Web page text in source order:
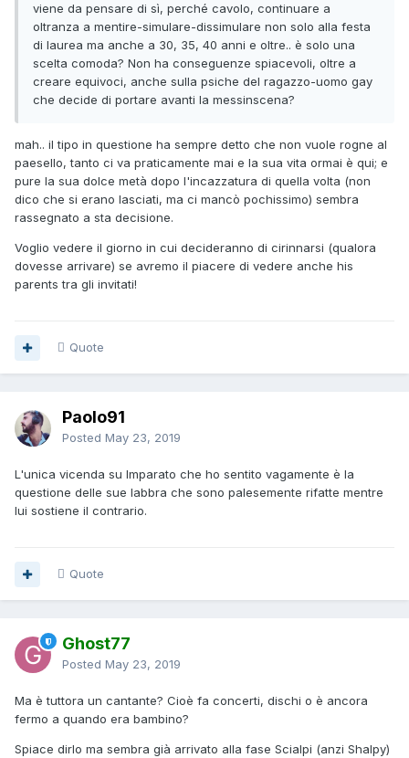
viene da pensare di sì, perché cavolo, continuare a
oltranza a mentire-simulare-dissimulare non solo alla festa
di laurea ma anche a 30, 35, 40 anni e oltre.. è solo una
scelta comoda? Non ha conseguenze spiacevoli, oltre a
creare equivoci, anche sulla psiche del ragazzo-uomo gay
che decide di portare avanti la messinscena?
mah.. il tipo in questione ha sempre detto che non vuole rogne al
paesello, tanto ci va praticamente mai e la sua vita ormai è qui; e
pure la sua dolce metà dopo l'incazzatura di quella volta (non
dico che si erano lasciati, ma ci mancò pochissimo) sembra
rassegnato a sta decisione.
Voglio vedere il giorno in cui decideranno di cirinnarsi (qualora
dovesse arrivare) se avremo il piacere di vedere anche his
parents tra gli invitati!
Quote
Paolo91
Posted May 23, 2019
L'unica vicenda su Imparato che ho sentito vagamente è la
questione delle sue labbra che sono palesemente rifatte mentre
lui sostiene il contrario.
Quote
Ghost77
Posted May 23, 2019
Ma è tuttora un cantante? Cioè fa concerti, dischi o è ancora
fermo a quando era bambino?
Spiace dirlo ma sembra già arrivato alla fase Scialpi (anzi Shalpy)